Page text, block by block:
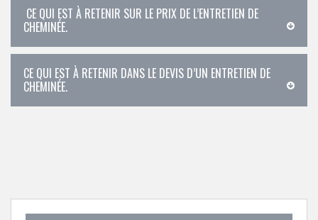
CE QUI EST À RETENIR SUR LE PRIX DE L’ENTRETIEN DE
CHEMINÉE.
CE QUI EST À RETENIR DANS LE DEVIS D’UN ENTRETIEN DE
CHEMINÉE.